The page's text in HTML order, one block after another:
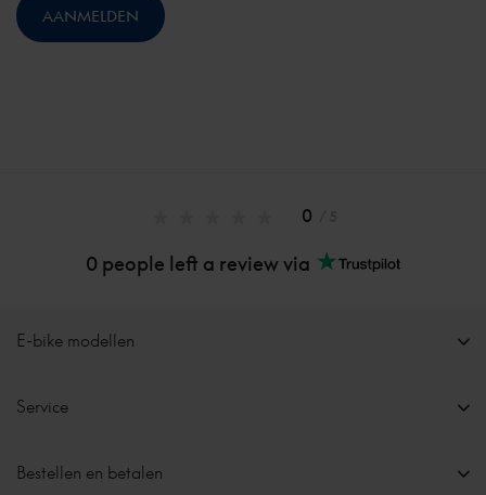
0
0 people left a review via
E-bike modellen
Service
Bestellen en betalen